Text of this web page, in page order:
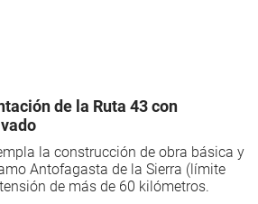
de la Ruta 43 con
la construcción de obra básica y
Antofagasta de la Sierra (límite
de más de 60 kilómetros.